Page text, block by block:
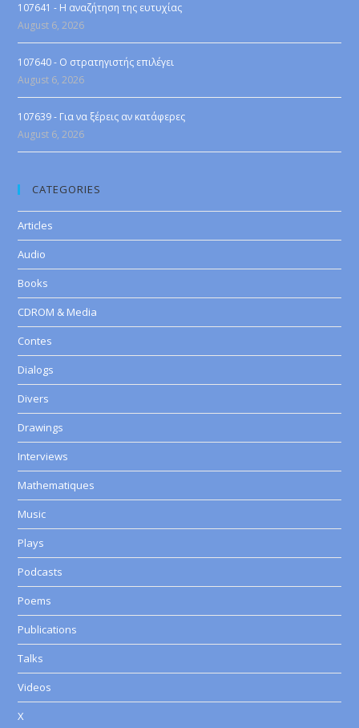
107641 - Η αναζήτηση της ευτυχίας
August 6, 2026
107640 - Ο στρατηγιστής επιλέγει
August 6, 2026
107639 - Για να ξέρεις αν κατάφερες
August 6, 2026
CATEGORIES
Articles
Audio
Books
CDROM & Media
Contes
Dialogs
Divers
Drawings
Interviews
Mathematiques
Music
Plays
Podcasts
Poems
Publications
Talks
Videos
X